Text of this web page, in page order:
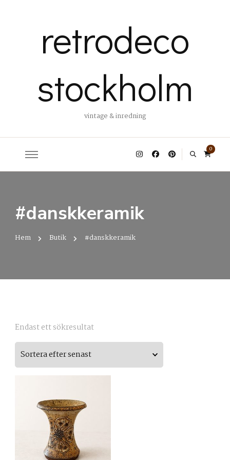
retrodeco
stockholm
vintage & inredning
0
#danskkeramik
Hem Butik #danskkeramik
Endast ett sökresultat